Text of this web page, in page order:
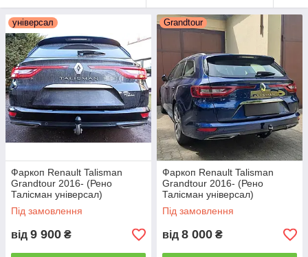
Найбільш популярні - це звичайні умовно-
знімні, де крюк монтується на двох болтах.
Такі фаркопи мають доступну ціну і найвищі
технічні показники.
Більш зручними у використанні є фаркопи зі
швидкознімним механізмом.
універсал
Фаркоп Renault Talisman
Grandtour 2016- (Рено
Талісман універсал)
оцинкований
Під замовлення
від 9 900 ₴
Grandtour
Фаркоп Renault Talisman
Grandtour 2016- (Рено
Талісман універсал)
Під замовлення
від 8 000 ₴